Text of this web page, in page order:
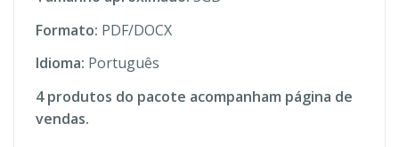
Formato: PDF/DOCX
Idioma: Português
4 produtos do pacote acompanham página de
vendas.